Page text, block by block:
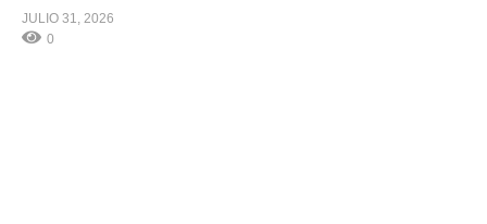
JULIO 31, 2026
0